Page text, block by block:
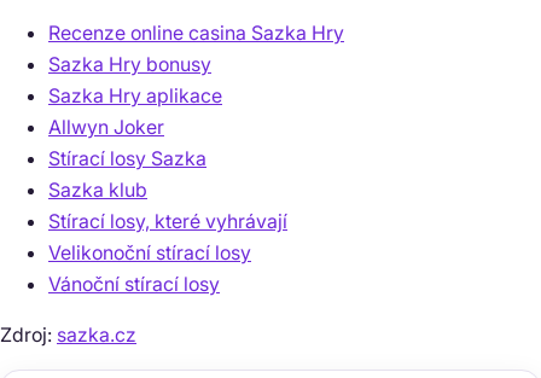
Recenze online casina Sazka Hry
Sazka Hry bonusy
Sazka Hry aplikace
Allwyn Joker
Stírací losy Sazka
Sazka klub
Stírací losy, které vyhrávají
Velikonoční stírací losy
Vánoční stírací losy
Zdroj: sazka.cz